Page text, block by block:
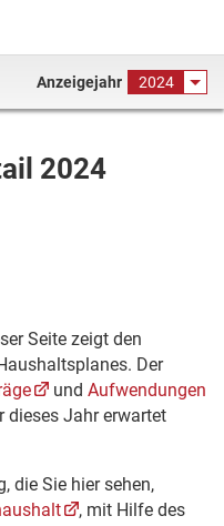
Anzeigejahr 2024
2024
Seite zeigt den
Der
und Aufwendungen
dieses Jahr erwartet
die Sie hier sehen,
, mit Hilfe des